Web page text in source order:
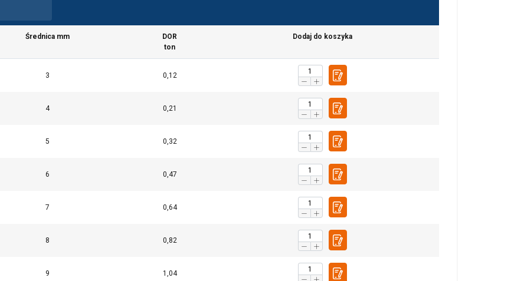
Średnica mm
DOR
ton
Dodaj do koszyka
3 0,12
4 0,21
5 0,32
6 0,47
7 0,64
8 0,82
9 1,04
Rdzeń z włókna - 1960 N/mm²